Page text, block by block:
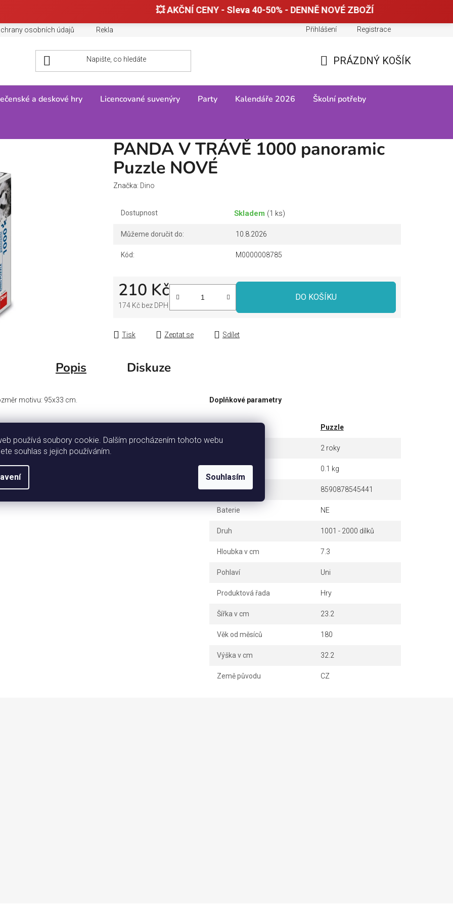
používá soubory cookie. Dalším procházením tohoto webu
souhlas s jejich používáním.
Souhlasím
💥 AKČNÍ CENY - Sleva 40-50% - DENNĚ NOVÉ ZBOŽÍ
osobních údajů Reklamace, výměny a vrácení zboží Tabulky velikostí
Přihlášení Registrace
KOŠÍK
PRÁZDNÝ KOŠÍK
a deskové hry Licencované suvenýry Party Kalendáře 2026 Školní potřeby
PANDA V TRÁVĚ 1000 panoramic
Puzzle NOVÉ
Značka: Dino
Dostupnost Skladem (1 ks)
Můžeme doručit do: 10.8.2026
Kód: M0000008785
210 Kč
174 Kč bez DPH
DO KOŠÍKU
Tisk Zeptat se Sdílet
Popis Diskuze
motivu: 95x33 cm. Doplňkové parametry
Puzzle
2 roky
0.1 kg
EAN 8590878545441
Baterie NE
Druh 1001 - 2000 dílků
Hloubka v cm 7.3
Pohlaví Uni
Produktová řada Hry
Šířka v cm 23.2
Věk od měsíců 180
Výška v cm 32.2
Země původu CZ